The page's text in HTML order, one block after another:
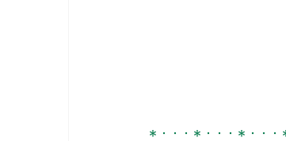
＊・・・＊・・・＊・・・